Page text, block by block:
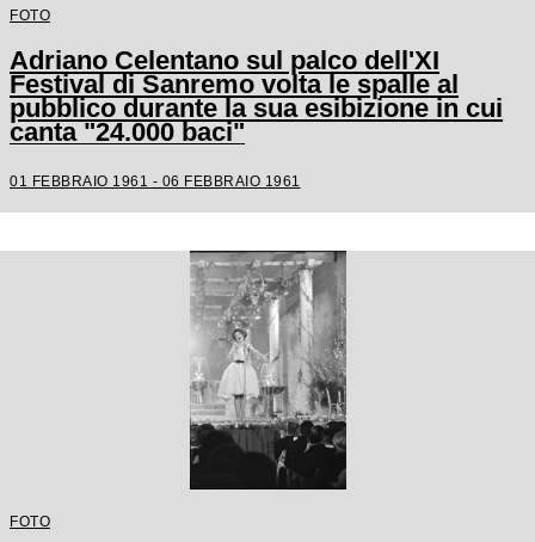
FOTO
Adriano Celentano sul palco dell'XI
Festival di Sanremo volta le spalle al
pubblico durante la sua esibizione in cui
canta "24.000 baci"
01 FEBBRAIO 1961 - 06 FEBBRAIO 1961
FOTO